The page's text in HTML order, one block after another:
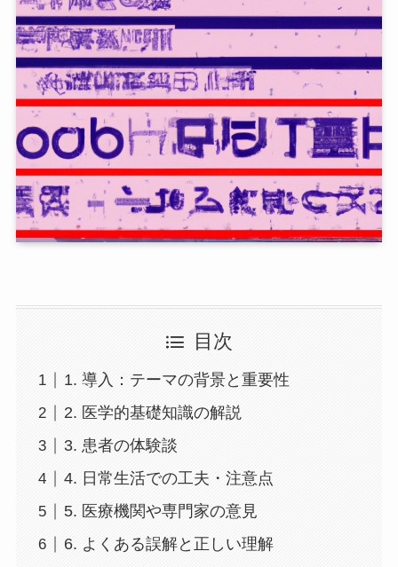
目次
1. 導入：テーマの背景と重要性
2. 医学的基礎知識の解説
3. 患者の体験談
4. 日常生活での工夫・注意点
5. 医療機関や専門家の意見
6. よくある誤解と正しい理解